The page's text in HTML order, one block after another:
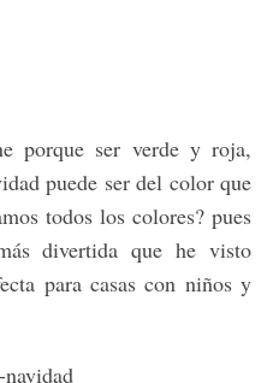
porque ser verde y roja,
puede ser del color que
todos los colores? pues
divertida que he visto
para casas con niños y